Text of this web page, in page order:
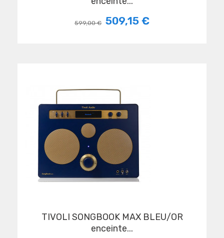
599,00 € 509,15 €
TIVOLI SONGBOOK MAX BLEU/OR
enceinte...